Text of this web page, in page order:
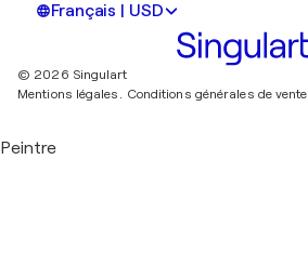
Français | USD
© 2026 Singulart
Mentions légales. Conditions générales de vente
Peintre